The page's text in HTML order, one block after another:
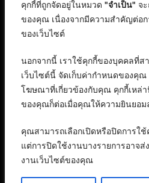
คุกกี้ที่ถูกจัดอยู่ในหมวด "จำเป็น" จ
ของคุณ เนื่องจากมีความสำคัญต่อ
ของเว็บไซต์
นอกจากนี้ เราใช้คุกกี้ของบุคคลที่ส
เว็บไซต์นี้ จัดเก็บค่ากำหนดของคุณ
โฆษณาที่เกี่ยวข้องกับคุณ คุกกี้เหล่า
ของคุณก็ต่อเมื่อคุณให้ความยินยอม
คุณสามารถเลือกเปิดหรือปิดการใ
แต่การปิดใช้งานบางรายการอาจ
งานเว็บไซต์ของคุณ
สงวนลิขสิทธิ์ © 2568 : บริษัท